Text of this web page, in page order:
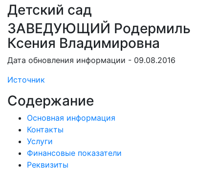
Детский сад
ЗАВЕДУЮЩИЙ Родермиль
Ксения Владимировна
Дата обновления информации - 09.08.2016
Источник
Содержание
Основная информация
Контакты
Услуги
Финансовые показатели
Реквизиты